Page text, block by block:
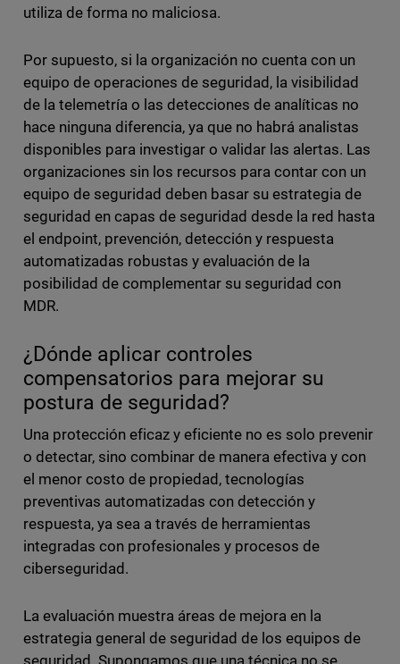
utiliza de forma no maliciosa.
Por supuesto, si la organización no cuenta con un
equipo de operaciones de seguridad, la visibilidad
de la telemetría o las detecciones de analíticas no
hace ninguna diferencia, ya que no habrá analistas
disponibles para investigar o validar las alertas. Las
organizaciones sin los recursos para contar con un
equipo de seguridad deben basar su estrategia de
seguridad en capas de seguridad desde la red hasta
el endpoint, prevención, detección y respuesta
automatizadas robustas y evaluación de la
posibilidad de complementar su seguridad con
MDR.
¿Dónde aplicar controles
compensatorios para mejorar su
postura de seguridad?
Una protección eficaz y eficiente no es solo prevenir
o detectar, sino combinar de manera efectiva y con
el menor costo de propiedad, tecnologías
preventivas automatizadas con detección y
respuesta, ya sea a través de herramientas
integradas con profesionales y procesos de
ciberseguridad.
La evaluación muestra áreas de mejora en la
estrategia general de seguridad de los equipos de
seguridad. Supongamos que una técnica no se